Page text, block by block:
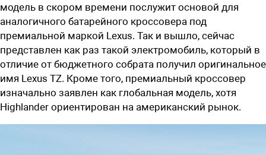
модель в скором времени послужит основой для
аналогичного батарейного кроссовера под
премиальной маркой Lexus. Так и вышло, сейчас
представлен как раз такой электромобиль, который в
отличие от бюджетного собрата получил оригинальное
имя Lexus TZ. Кроме того, премиальный кроссовер
изначально заявлен как глобальная модель, хотя
Highlander ориентирован на американский рынок.